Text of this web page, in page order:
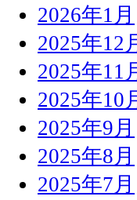
2026年1月
2025年12
2025年11
2025年10
2025年9月
2025年8月
2025年7月